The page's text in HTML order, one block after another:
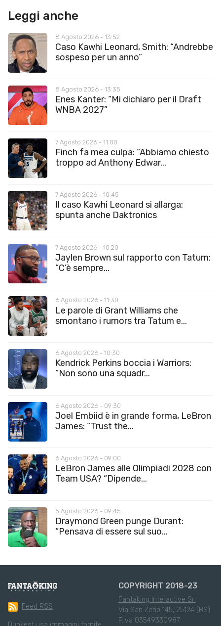
Leggi anche
8 Agosto 2026 - 13:52
Caso Kawhi Leonard, Smith: “Andrebbe
sospeso per un anno”
8 Agosto 2026 - 13:35
Enes Kanter: “Mi dichiaro per il Draft
WNBA 2027”
7 Agosto 2026 - 11:00
Finch fa mea culpa: “Abbiamo chiesto
troppo ad Anthony Edwar...
7 Agosto 2026 - 10:45
Il caso Kawhi Leonard si allarga:
spunta anche Daktronics
7 Agosto 2026 - 10:20
Jaylen Brown sul rapporto con Tatum:
“C’è sempre...
6 Agosto 2026 - 11:30
Le parole di Grant Williams che
smontano i rumors tra Tatum e...
6 Agosto 2026 - 10:30
Kendrick Perkins boccia i Warriors:
“Non sono una squadr...
6 Agosto 2026 - 09:30
Joel Embiid è in grande forma, LeBron
James: “Trust the...
6 Agosto 2026 - 09:00
LeBron James alle Olimpiadi 2028 con
Team USA? “Dipende...
5 Agosto 2026 - 09:45
Draymond Green punge Durant:
“Pensava di essere sul suo...
Feed RSS
COPYRIGHT 2018-23
Fantaking Interactive Srl
Via San Zeno 145, 25124 (BS)
P.Iva 03549330987